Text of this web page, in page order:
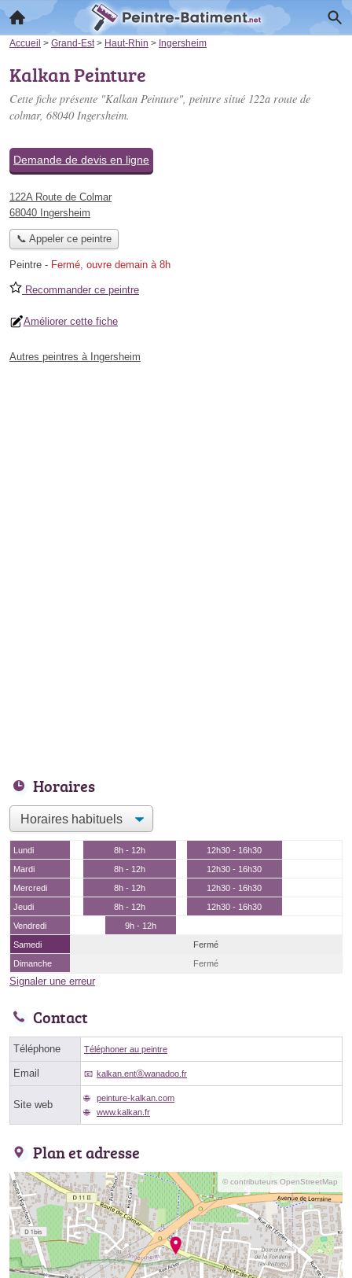
Accueil > Grand-Est > Haut-Rhin > Ingersheim
Kalkan Peinture
Cette fiche présente "Kalkan Peinture", peintre situé 122a route de
colmar, 68040 Ingersheim.
Demande de devis en ligne
122A Route de Colmar
68040 Ingersheim
📞 Appeler ce peintre
Peintre - Fermé, ouvre demain à 8h
Recommander ce peintre
Améliorer cette fiche
Autres peintres à Ingersheim
Horaires
Lundi 8h - 12h
12h30 - 16h30
Mardi
8h - 12h
12h30 - 16h30
Mercredi
8h - 12h
12h30 - 16h30
Jeudi
8h - 12h
12h30 - 16h30
Vendredi
9h - 12h
Samedi
Fermé
Dimanche
Fermé
Signaler une erreur
Contact
Téléphone Téléphoner au peintre
Email kalkan.entⓐwanadoo.fr
Site web
peinture-kalkan.com
www.kalkan.fr
Plan et adresse
© contributeurs OpenStreetMap